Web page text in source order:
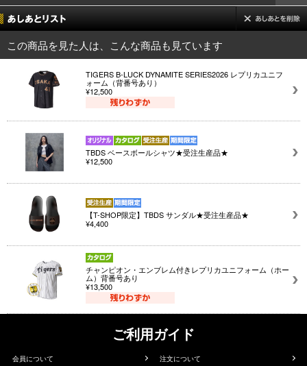
この商品を見た人は、こんな商品も見ています
TIGERS B-LUCK DYNAMITE SERIES2026 レプリカユニフ
ォーム（背番号あり）
¥12,500
TBDS ベースボールシャツ★受注生産品★
¥12,500
【T-SHOP限定】TBDS サンダル★受注生産品★
¥4,400
チャンピオン・エンブレム付きレプリカユニフォーム（ホー
ム）背番号あり
¥13,500
ご利用ガイド
会員について
注文について